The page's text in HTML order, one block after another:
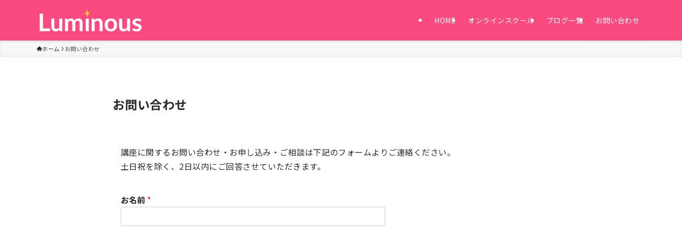
HOME オンラインスクール ブログ一覧 お問い合わせ
ホーム お問い合わせ
お問い合わせ
講座に関するお問い合わせ・お申し込み・ご相談は下記のフォームよりご連絡ください。
土日祝を除く、2日以内にご回答させていただきます。
お名前 *